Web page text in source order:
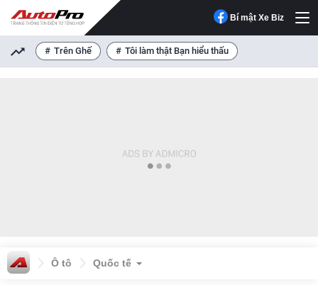
Bí mật Xe Biz
Trên Ghế Tôi làm thật Bạn hiểu thấu
Ô tô Quốc tế